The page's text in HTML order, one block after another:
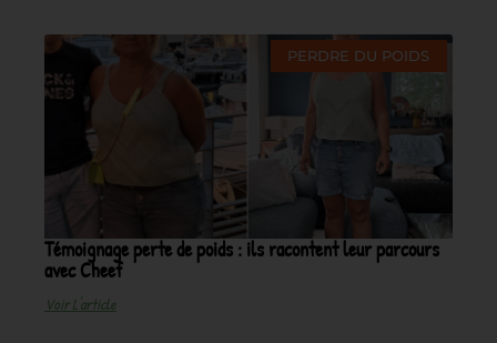
PERDRE DU POIDS
Témoignage perte de poids : ils racontent leur parcours
avec Cheef
Voir L'article